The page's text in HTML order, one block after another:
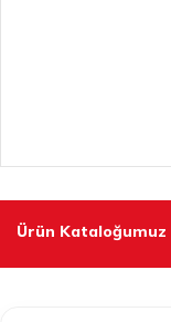
Ürün Kataloğumuz